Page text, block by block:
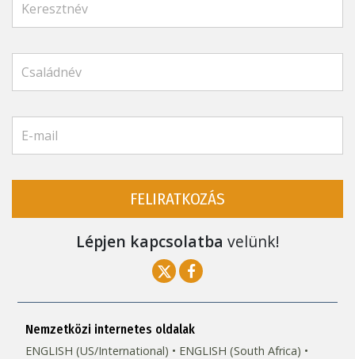
FELIRATKOZÁS
Lépjen kapcsolatba velünk!
Nemzetközi internetes oldalak
ENGLISH (US/International)
ENGLISH (South Africa)